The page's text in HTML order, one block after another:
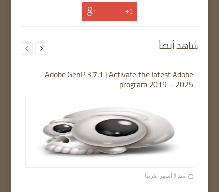
شاهد أيضاً
Adobe GenP 3.7.1 | Activate the latest Adobe
program 2019 – 2025
منذ 9 أشهر تقريبا
 